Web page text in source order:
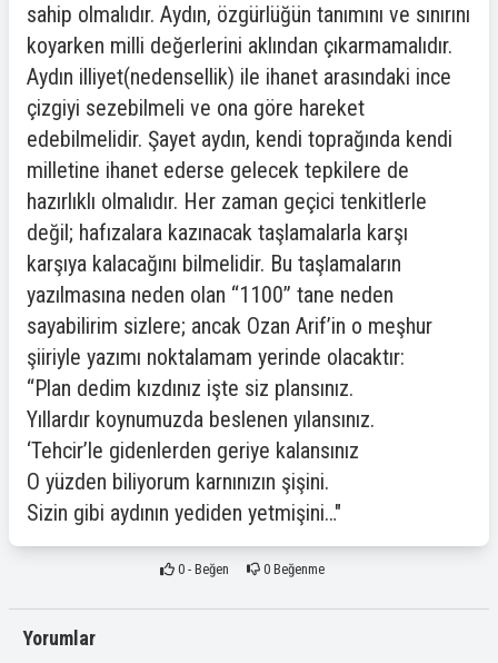
sahip olmalıdır. Aydın, özgürlüğün tanımını ve sınırını
koyarken milli değerlerini aklından çıkarmamalıdır.
Aydın illiyet(nedensellik) ile ihanet arasındaki ince
çizgiyi sezebilmeli ve ona göre hareket
edebilmelidir. Şayet aydın, kendi toprağında kendi
milletine ihanet ederse gelecek tepkilere de
hazırlıklı olmalıdır. Her zaman geçici tenkitlerle
değil; hafızalara kazınacak taşlamalarla karşı
karşıya kalacağını bilmelidir. Bu taşlamaların
yazılmasına neden olan “1100” tane neden
sayabilirim sizlere; ancak Ozan Arif’in o meşhur
şiiriyle yazımı noktalamam yerinde olacaktır:
“Plan dedim kızdınız işte siz plansınız.
Yıllardır koynumuzda beslenen yılansınız.
‘Tehcir’le gidenlerden geriye kalansınız
O yüzden biliyorum karnınızın şişini.
Sizin gibi aydının yediden yetmişini…"
0- Beğen 0 Beğenme
Yorumlar